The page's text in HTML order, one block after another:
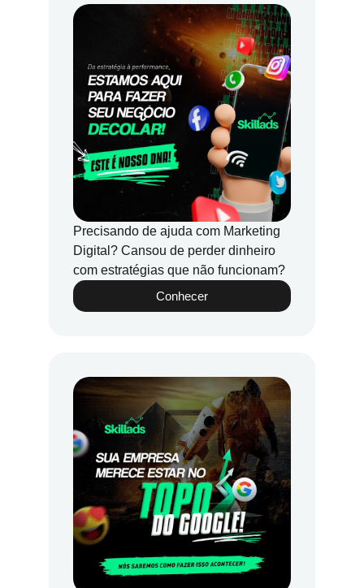
Precisando de ajuda com Marketing
Digital? Cansou de perder dinheiro
com estratégias que não funcionam?
Conhecer